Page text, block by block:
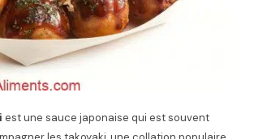
est une sauce japonaise qui est souvent